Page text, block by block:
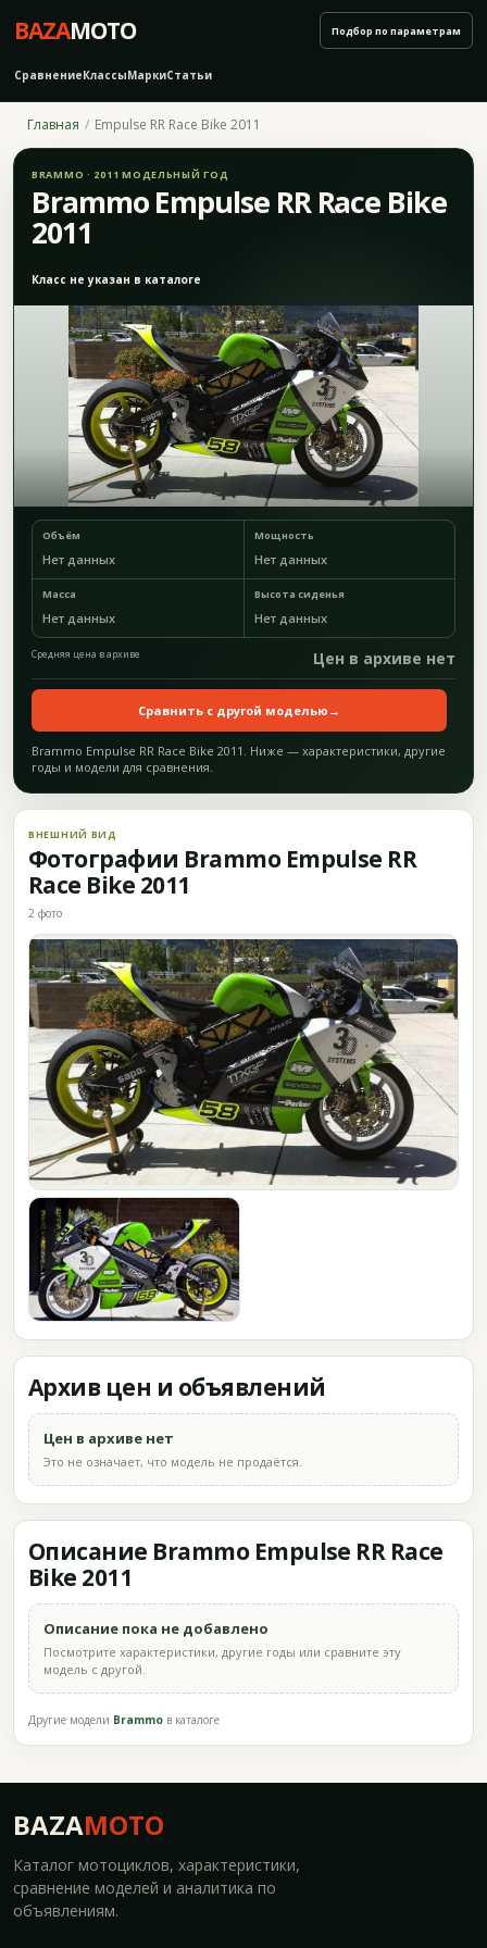
BAZAMOTO
СравнениеКлассыМаркиСтатьи
Подбор по параметрам
Главная Empulse RR Race Bike 2011
BRAMMO · 2011 МОДЕЛЬНЫЙ ГОД
Brammo Empulse RR Race Bike
2011
Класс не указан в каталоге
Объём
Нет данных
Мощность
Нет данных
Масса
Нет данных
Высота сиденья
Нет данных
Средняя цена в архиве Цен в архиве нет
Сравнить с другой моделью →
Brammo Empulse RR Race Bike 2011. Ниже — характеристики, другие
годы и модели для сравнения.
ВНЕШНИЙ ВИД
Фотографии Brammo Empulse RR
Race Bike 2011
2 фото
Архив цен и объявлений
Цен в архиве нет
Это не означает, что модель не продаётся.
Описание Brammo Empulse RR Race
Bike 2011
Описание пока не добавлено
Посмотрите характеристики, другие годы или сравните эту
модель с другой.
Другие модели Brammo в каталоге
BAZAMOTO
Каталог мотоциклов, характеристики,
сравнение моделей и аналитика по
объявлениям.